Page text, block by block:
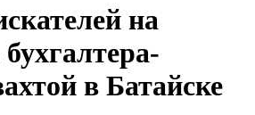
на
в Батайске